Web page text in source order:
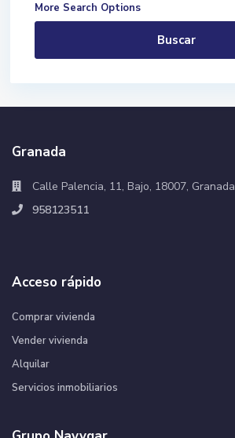
More Search Options
Buscar
Granada
Calle Palencia, 11, Bajo, 18007, Granada
958123511
Acceso rápido
Comprar vivienda
Vender vivienda
Alquilar
Servicios inmobiliarios